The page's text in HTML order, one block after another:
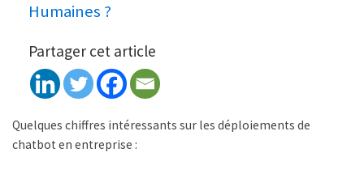
Humaines ?
Partager cet article
Quelques chiffres intéressants sur les déploiements de
chatbot en entreprise :